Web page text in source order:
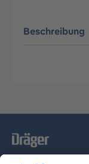
Beschreibung